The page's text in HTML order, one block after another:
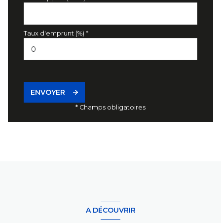
Taux d'emprunt (%) *
ENVOYER
* Champs obligatoires
A DÉCOUVRIR